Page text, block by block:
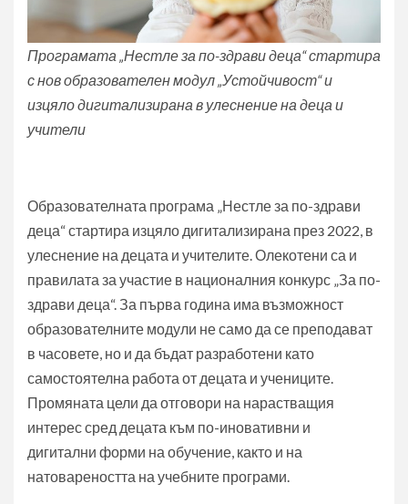
Програмата „Нестле за по-здрави деца“ стартира
с нов образователен модул „Устойчивост“ и
изцяло дигитализирана в улеснение на деца и
учители
Образователната програма „Нестле за по-здрави
деца“ стартира изцяло дигитализирана през 2022, в
улеснение на децата и учителите. Олекотени са и
правилата за участие в националния конкурс „За по-
здрави деца“. За първа година има възможност
образователните модули не само да се преподават
в часовете, но и да бъдат разработени като
самостоятелна работа от децата и учениците.
Промяната цели да отговори на нарастващия
интерес сред децата към по-иновативни и
дигитални форми на обучение, както и на
натовареността на учебните програми.